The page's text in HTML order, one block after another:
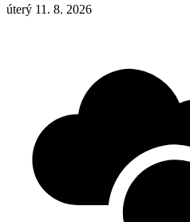
úterý 11. 8. 2026